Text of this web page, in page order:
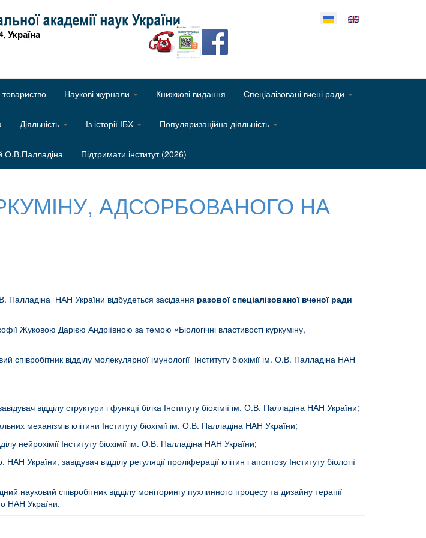
Оберіть свою мову
товариство Наукові журнали Книжкові видання Спеціалізовані вчені ради
Діяльність Із історії ІБХ Популяризаційна діяльність
О.В.Палладіна Підтримати інститут (2026)
АДСОРБОВАНОГО НА
Палладіна НАН України відбудеться засідання разової спеціалізованої вченої ради
Жуковою Дарією Андріївною за темою «Біологічні властивості куркуміну,
відділу молекулярної імунології Інституту біохімії ім. О.В. Палладіна НАН
відділу структури і функції білка Інституту біохімії ім. О.В. Палладіна НАН України;
механізмів клітини Інституту біохімії ім. О.В. Палладіна НАН України;
нейрохімії Інституту біохімії ім. О.В. Палладіна НАН України;
України, завідувач відділу регуляції проліферації клітин і апоптозу Інституту біології
науковий співробітник відділу моніторингу пухлинного процесу та дизайну терапії
НАН України.